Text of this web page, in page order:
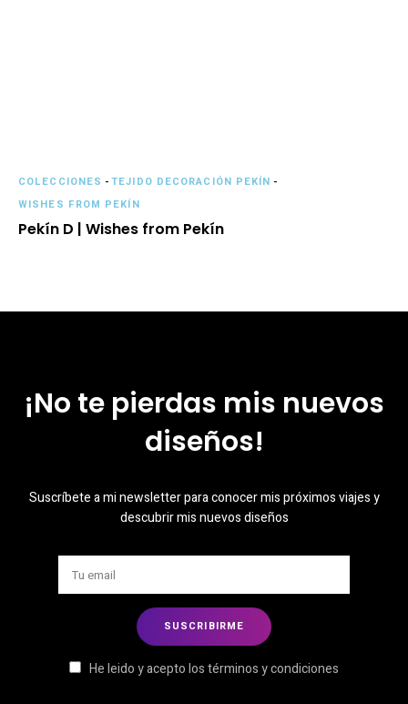
COLECCIONES -TEJIDO DECORACIÓN PEKÍN -
WISHES FROM PEKÍN
Pekín D | Wishes from Pekín
¡No te pierdas mis nuevos
diseños!
Suscríbete a mi newsletter para conocer mis próximos viajes y
descubrir mis nuevos diseños
He leido y acepto los términos y condiciones